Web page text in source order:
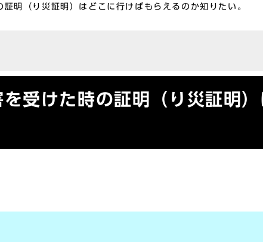
明（り災証明）はどこに行けばもらえるのか知りたい。
受けた時の証明（り災証明